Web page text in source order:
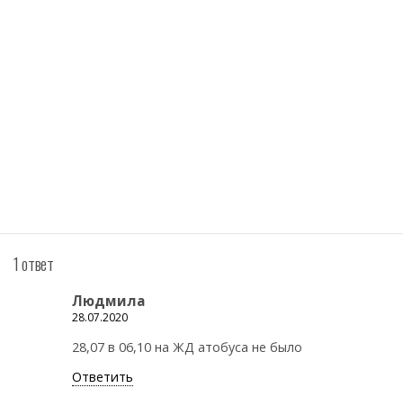
1 ответ
Людмила
28.07.2020
28,07 в 06,10 на ЖД атобуса не было
Ответить